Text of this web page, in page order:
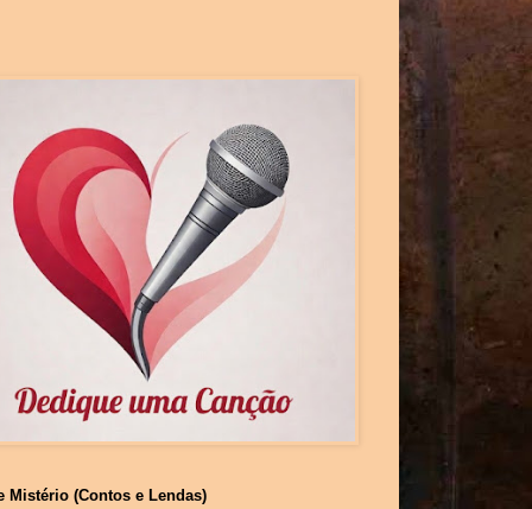
Mistério (Contos e Lendas)